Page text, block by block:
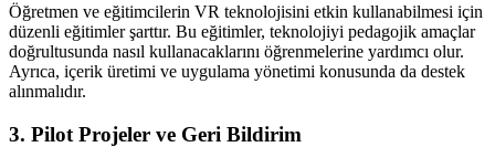
Öğretmen ve eğitimcilerin VR teknolojisini etkin kullanabilmesi için
düzenli eğitimler şarttır. Bu eğitimler, teknolojiyi pedagojik amaçlar
doğrultusunda nasıl kullanacaklarını öğrenmelerine yardımcı olur.
Ayrıca, içerik üretimi ve uygulama yönetimi konusunda da destek
alınmalıdır.
3. Pilot Projeler ve Geri Bildirim